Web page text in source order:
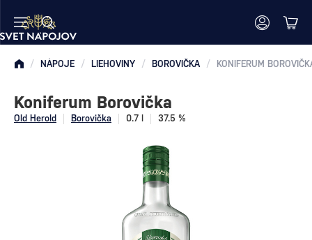
/ NÁPOJE / LIEHOVINY / BOROVIČKA / KONIFERUM
Old Herold Borovička 0.7 l 37.5 %
Koniferum Borovička